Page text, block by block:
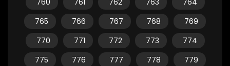
760
761 762 763
764
765
766 767 768
769
770
771 772 773
774
775
776 777 778
779